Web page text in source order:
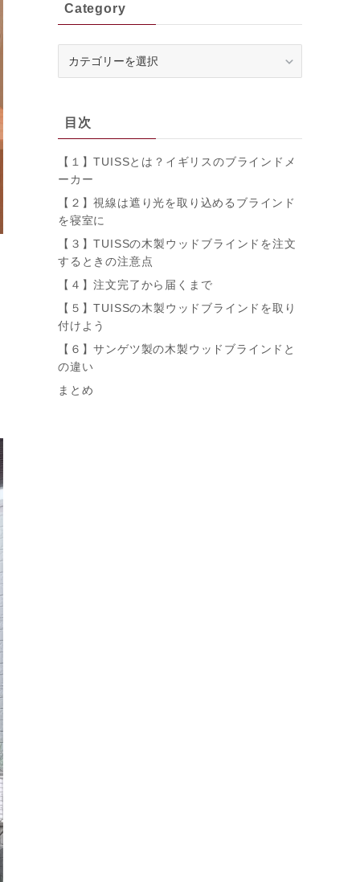
Category
目次
【１】TUISSとは？イギリスのブラインドメ
ーカー
【２】視線は遮り光を取り込めるブラインド
を寝室に
【３】TUISSの木製ウッドブラインドを注文
するときの注意点
【４】注文完了から届くまで
【５】TUISSの木製ウッドブラインドを取り
付けよう
【６】サンゲツ製の木製ウッドブラインドと
の違い
まとめ